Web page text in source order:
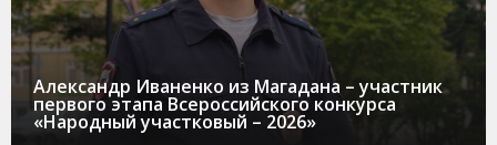
Александр Иваненко из Магадана – участник
первого этапа Всероссийского конкурса
«Народный участковый – 2026»